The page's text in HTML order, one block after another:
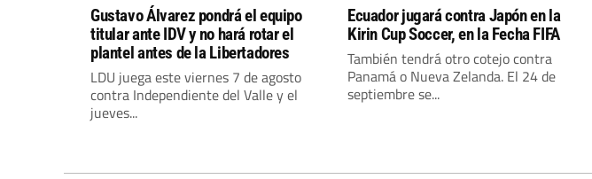
Gustavo Álvarez pondrá el equipo
titular ante IDV y no hará rotar el
plantel antes de la Libertadores
LDU juega este viernes 7 de agosto
contra Independiente del Valle y el
jueves...
Ecuador jugará contra Japón en la
Kirin Cup Soccer, en la Fecha FIFA
También tendrá otro cotejo contra
Panamá o Nueva Zelanda. El 24 de
septiembre se...